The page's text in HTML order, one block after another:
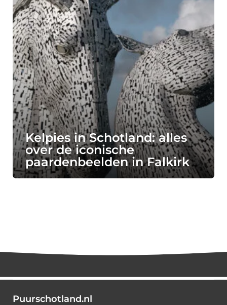
Kelpies in Schotland: alles
over de iconische
paardenbeelden in Falkirk
Puurschotland.nl